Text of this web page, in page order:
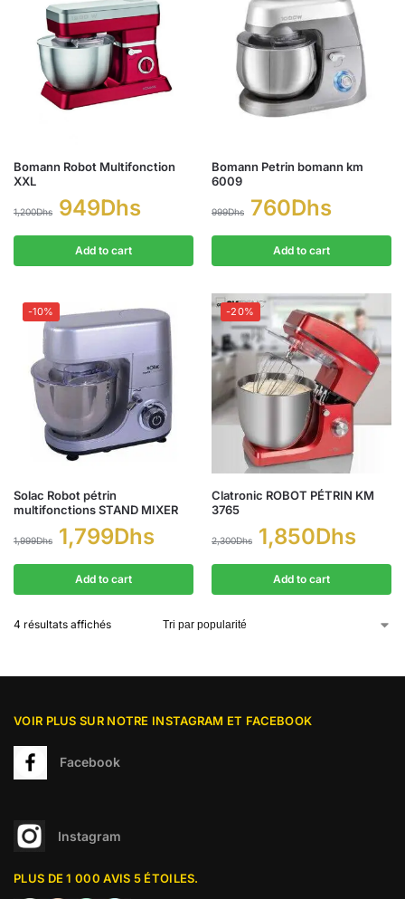
Bomann Robot Multifonction
XXL
1,200Dhs 949Dhs
Add to cart
Bomann Petrin bomann km
6009
999Dhs 760Dhs
Add to cart
-10%
Solac Robot pétrin
multifonctions STAND MIXER
1,999Dhs 1,799Dhs
Add to cart
-20%
Clatronic ROBOT PÉTRIN KM
3765
2,300Dhs 1,850Dhs
Add to cart
4 résultats affichés
VOIR PLUS SUR NOTRE INSTAGRAM ET FACEBOOK
Facebook
Instagram
PLUS DE 1 000 AVIS 5 ÉTOILES.